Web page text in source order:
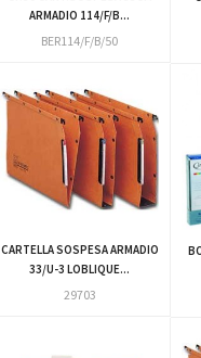
ARMADIO 114/F/B...
BER114/F/B/50
CARTELLA SOSPESA ARMADIO
33/U-3 LOBLIQUE...
29703